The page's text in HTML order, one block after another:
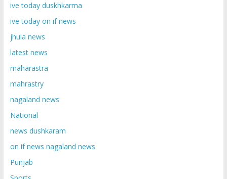
ive today duskhkarma
ive today on if news
jhula news
latest news
maharastra
mahrastry
nagaland news
National
news dushkaram
on if news nagaland news
Punjab